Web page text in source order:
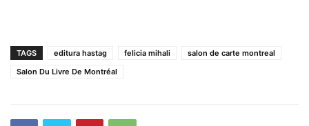
TAGS editura hastag felicia mihali
salon de carte montreal
Salon Du Livre De Montréal